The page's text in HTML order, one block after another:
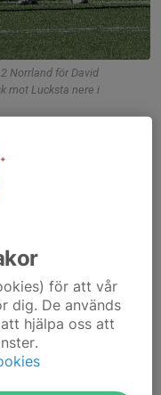
Norrland för David
mot Lucksta nere i
Lucksta vinner klart
i Sundsvall. Faktum
för att vår
dig. De används
hjälpa oss att